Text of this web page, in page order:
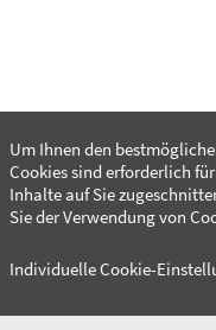
04
Um Ihnen den
Cookies sind erforderlich
Inhalte auf Sie
Sie der Verwendung von
Individuelle Cookie-